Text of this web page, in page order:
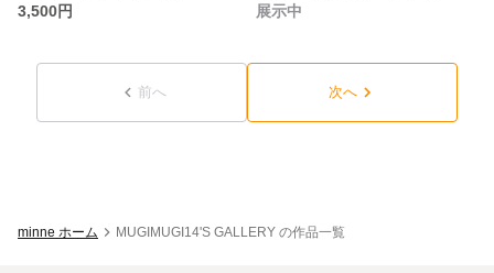
3,500円
展示中
前へ 次へ
minne ホーム MUGIMUGI14'S GALLERY の作品一覧